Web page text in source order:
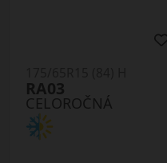
CELOROČNÁ
RA03